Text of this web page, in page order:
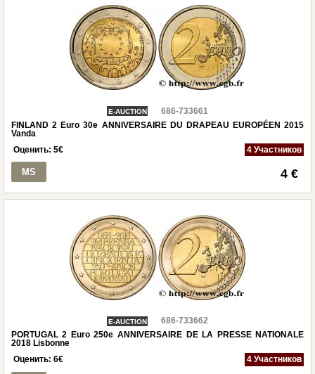
E-AUCTION
686-733661
FINLAND 2 Euro 30e ANNIVERSAIRE DU DRAPEAU EUROPÉEN 2015
Vanda
Оценить: 5€ 4 Участников
MS 4 €
E-AUCTION
686-733662
PORTUGAL 2 Euro 250e ANNIVERSAIRE DE LA PRESSE NATIONALE
2018 Lisbonne
Оценить: 6€ 4 Участников